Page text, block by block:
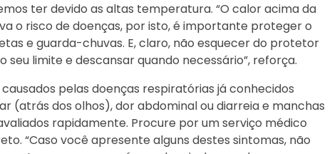
ter devido as altas temperatura. “O calor acima da
o risco de doenças, por isto, é importante proteger o
e guarda-chuvas. E, claro, não esquecer do protetor
limite e descansar quando necessário”, reforça.
pelas doenças respiratórias já conhecidos
(atrás dos olhos), dor abdominal ou diarreia e manchas
rapidamente. Procure por um serviço médico
“Caso você apresente alguns destes sintomas, não